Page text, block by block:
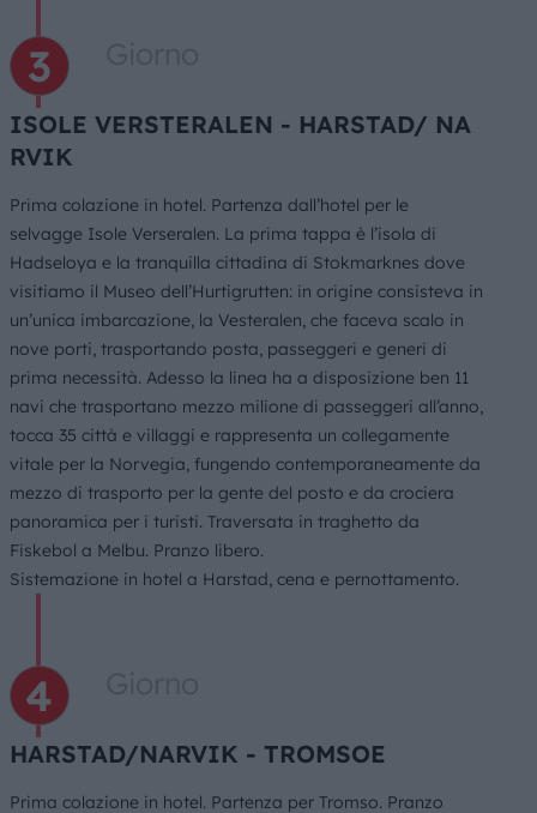
ISOLE VERSTERALEN - HARSTAD/ NA
RVIK
Prima colazione in hotel. Partenza dall’hotel per le
selvagge Isole Verseralen. La prima tappa è l’isola di
Hadseloya e la tranquilla cittadina di Stokmarknes dove
visitiamo il Museo dell’Hurtigrutten: in origine consisteva in
un’unica imbarcazione, la Vesteralen, che faceva scalo in
nove porti, trasportando posta, passeggeri e generi di
prima necessità. Adesso la linea ha a disposizione ben 11
navi che trasportano mezzo milione di passeggeri all’anno,
tocca 35 città e villaggi e rappresenta un collegamente
vitale per la Norvegia, fungendo contemporaneamente da
mezzo di trasporto per la gente del posto e da crociera
panoramica per i turisti. Traversata in traghetto da
Fiskebol a Melbu. Pranzo libero.
Sistemazione in hotel a Harstad, cena e pernottamento.
HARSTAD/NARVIK - TROMSOE
Prima colazione in hotel. Partenza per Tromso. Pranzo